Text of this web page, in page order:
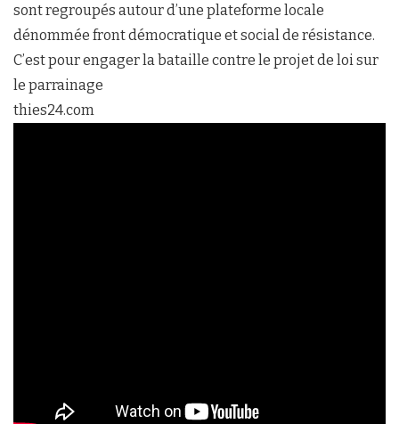
sont regroupés autour d’une plateforme locale
dénommée front démocratique et social de résistance.
C’est pour engager la bataille contre le projet de loi sur
le parrainage
thies24.com